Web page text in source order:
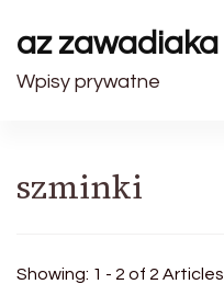
az zawadiaka
Wpisy prywatne
szminki
Showing: 1 - 2 of 2 Articles